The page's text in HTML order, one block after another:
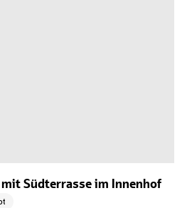
Südterrasse im Innenhof